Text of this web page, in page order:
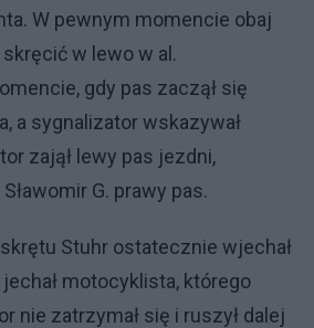
W pewnym momencie obaj
w lewo w al.
gdy pas zaczął się
a sygnalizator wskazywał
zajął lewy pas jezdni,
G. prawy pas.
Stuhr ostatecznie wjechał
jechał motocyklista, którego
nie zatrzymał się i ruszył dalej